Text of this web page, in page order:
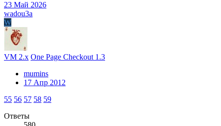
23 Май 2026
wadou3a
W
VM 2.x One Page Checkout 1.3
mumins
17 Апр 2012
55 56 57 58 59
Ответы